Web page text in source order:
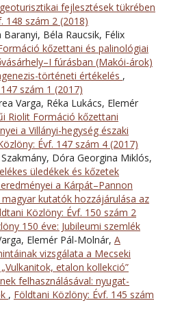
fejlesztések tükrében
148 szám 2 (2018)
Béla Raucsik, Félix
kőzettani és palinológiai
fúrásban (Makói-árok)
történeti értékelés ,
szám 1 (2017)
Varga, Réka Lukács, Elemér
Riolit Formáció kőzettani
a Villányi-hegység északi
Évf. 147 szám 4 (2017)
Dóra Georgina Miklós,
üledékek és kőzetek
a Kárpát–Pannon
kutatók hozzájárulása az
Közlöny: Évf. 150 szám 2
150 éve: Jubileumi szemlék
Elemér Pál-Molnár, A
vizsgálata a Mecseki
etalon kollekció”
felhasználásával: nyugat-
, Földtani Közlöny: Évf. 145 szám